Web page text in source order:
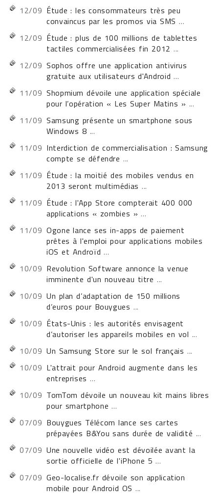
12/09 Étude : les consommateurs très peu
convaincus par les promos via SMS ...
12/09 Étude : plus de 100 millions de tablettes
tactiles commercialisées fin 2012...
12/09 Sophos offre une application antivirus
gratuite aux utilisateurs d'Android ...
11/09 Shopmium dévoile une application spéciale
pour l’opération « Les Super Matins » ...
11/09 Samsung présente un smartphone sous
Windows 8 ...
11/09 Interdiction de commercialisation : Samsung
compte se défendre ...
11/09 Étude : la moitié des mobiles vendus en
2013 seront multimédias ...
11/09 Étude : l'App Store compterait 400 000
applications « zombies » ...
11/09 Ogone lance ses in-apps de paiement
prêtes à l'emploi pour applications mobiles
iOS et Androïd ...
10/09 Revolution Software annonce la venue
imminente d'un nouveau titre ...
10/09 Un plan d’adaptation de 150 millions
d’euros pour Bouygues ...
10/09 États-Unis : les autorités envisagent
d’autoriser les appareils mobiles en vol ...
10/09 Un Samsung Store sur le sol français ...
10/09 L'attrait pour Android augmente dans les
entreprises...
10/09 TomTom dévoile un nouveau kit mains libres
pour smartphone ...
07/09 Bouygues Télécom lance ses cartes
prépayées B&You sans durée de validité ...
07/09 Une nouvelle vidéo est dévoilée avant la
sortie officielle de l'iPhone 5 ...
07/09 Geo-localise.fr dévoile son application
mobile pour Android OS ...